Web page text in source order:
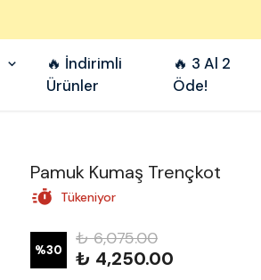
🔥 İndirimli
Ürünler
🔥 3 Al 2
Öde!
Pamuk Kumaş Trençkot
Tükeniyor
%30
₺ 6,075.00
₺ 4,250.00